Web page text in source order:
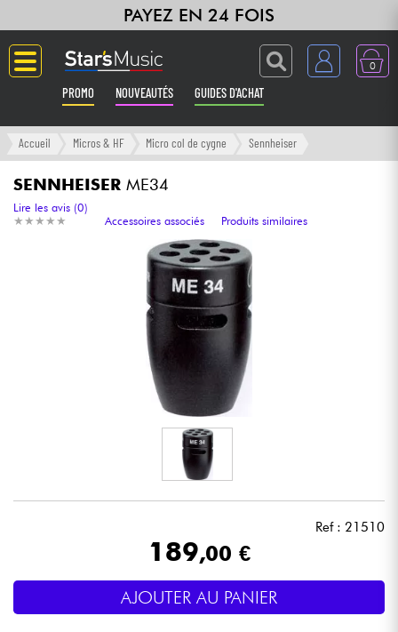
PAYEZ EN 24 FOIS
0
PROMO NOUVEAUTÉS GUIDES D'ACHAT
Langue
Guitares & Basses
Amplis & Effets
Claviers & Pianos
Synthés & Sampleurs
Accueil Micros & HF Micro col de cygne Sennheiser
SENNHEISER ME34
★ ★ ★ ★ ★
★ ★ ★ ★ ★
Lire les avis (0)
Accessoires associés
Produits similaires
Ref : 21510
189,00 €
AJOUTER AU PANIER